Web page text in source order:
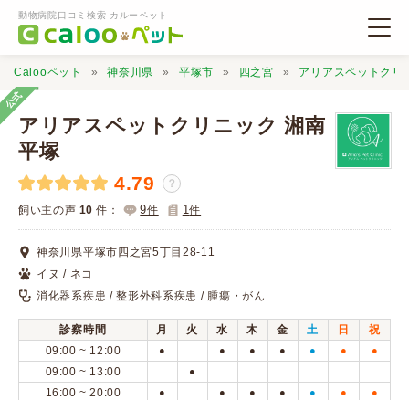
動物病院口コミ検索 カルーペット
動物病院検索
Calooペットとは？
口コミ投稿
Calooペット 神奈川県 平塚市 四之宮 アリアスペットクリ
公式
アリアスペットクリニック 湘南
平塚
4.79 ？
飼い主の声 10 件： 9件 1件
神奈川県平塚市四之宮5丁目28-11
イヌ / ネコ
消化器系疾患 / 整形外科系疾患 / 腫瘍・がん
診察時間 月 火 水 木 金 土 日
祝
09:00 ~ 12:00
● ● ● ● ● ● ●
09:00 ~ 13:00 ●
16:00 ~ 20:00 ● ● ● ● ● ● ●